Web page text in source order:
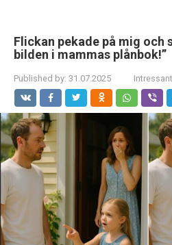
Flickan pekade på mig och
bilden i mammas plånbok!”
Published by: 31.07.2025